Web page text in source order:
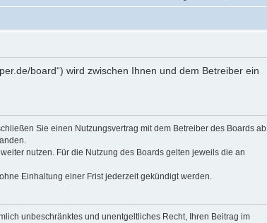
board“) wird zwischen Ihnen und dem Betreiber ein
Sie einen Nutzungsvertrag mit dem Betreiber des Boards ab
nutzen. Für die Nutzung des Boards gelten jeweils die an
Einhaltung einer Frist jederzeit gekündigt werden.
unbeschränktes und unentgeltliches Recht, Ihren Beitrag im